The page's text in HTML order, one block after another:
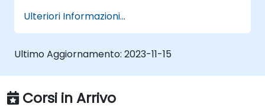
Ulteriori Informazioni...
Ultimo Aggiornamento: 2023-11-15
Corsi in Arrivo